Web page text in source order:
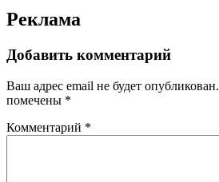
Реклама
Добавить комментарий
Ваш адрес email не будет опубликован.
помечены *
Комментарий *